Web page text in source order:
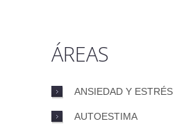
ÁREAS
ANSIEDAD Y ESTRÉS
AUTOESTIMA